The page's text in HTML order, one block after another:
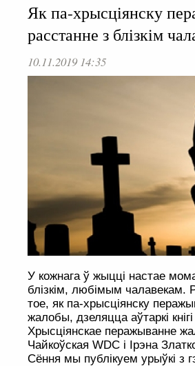
Як па-хрысціянску
расстанне з блізкім
10.11.2019 14:35
У кожнага ў жыцці настае
блізкім, любімым чалавекам.
тое, як па-хрысціянску
жалобы, дзеляцца аўтаркі
Хрысціянскае перажыванне
Чайкоўская WDC і Ірэна
Сёння мы публікуем урыўкі з